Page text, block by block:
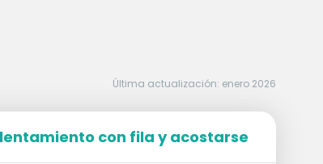
Última actualización: enero 2026
con fila y acostarse